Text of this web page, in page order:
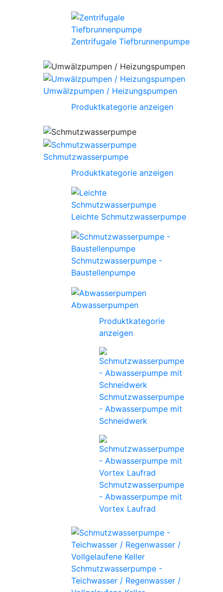
Zentrifugale Tiefbrunnenpumpe
Umwälzpumpen / Heizungspumpen
Produktkategorie anzeigen
Schmutzwasserpumpe
Produktkategorie anzeigen
Leichte Schmutzwasserpumpe
Schmutzwasserpumpe -
Baustellenpumpe
Abwasserpumpen
Produktkategorie
anzeigen
Schmutzwasserpumpe
- Abwasserpumpe mit
Schneidwerk
Schmutzwasserpumpe
- Abwasserpumpe mit
Vortex Laufrad
Schmutzwasserpumpe -
Teichwasser / Regenwasser /